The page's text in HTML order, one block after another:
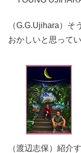
（G.G.Ujihara）そ
おかしいと思って
（渡辺志保）紹介